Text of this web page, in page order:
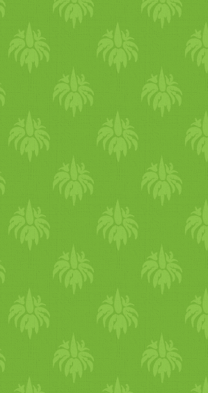
indulhasson a
karácsonyimenü
A receptek nem
lakto
,gluténmentes
ek, kekszek
kókuszos
liszttelHázi
tönköly
os mazsolás keksz